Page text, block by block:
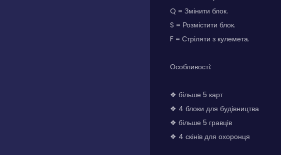
Q = Змінити блок.
S = Розмістити блок.
F = Стріляти з кулемета.
Особливості:
❖ більше 5 карт
❖ 4 блоки для будівництва
❖ більше 5 гравців
❖ 4 скінів для охоронця